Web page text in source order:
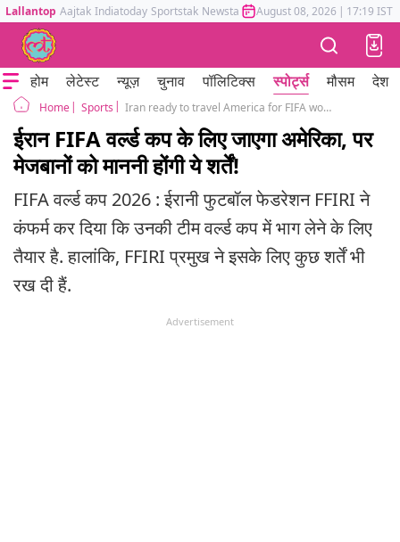
Lallantop Aajtak Indiatoday Sportstak Newstak Mumbai Tak Astrotak
August 08, 2026 | 17:19 IST
होम लेटेस्ट न्यूज़ चुनाव पॉलिटिक्स स्पोर्ट्स मौसम देश
Home Sports Iran ready to travel America for FIFA world cup but put conditions
ईरान FIFA वर्ल्ड कप के लिए जाएगा अमेरिका, पर
मेजबानों को माननी होंगी ये शर्तें!
FIFA वर्ल्ड कप 2026 : ईरानी फुटबॉल फेडरेशन FFIRI ने
कंफर्म कर दिया कि उनकी टीम वर्ल्ड कप में भाग लेने के लिए
तैयार है. हालांकि, FFIRI प्रमुख ने इसके लिए कुछ शर्तें भी
रख दी हैं.
Advertisement